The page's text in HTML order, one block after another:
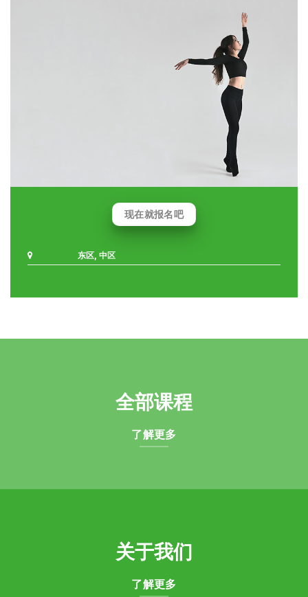
现在就报名吧
东区, 中区
全部课程
了解更多
关于我们
了解更多